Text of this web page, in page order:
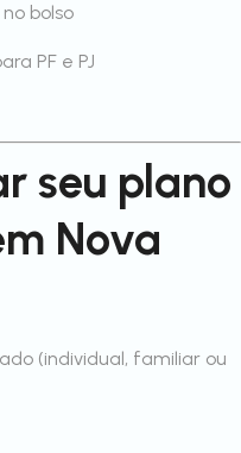
bolso
PF e PJ
seu plano
Nova
(individual, familiar ou